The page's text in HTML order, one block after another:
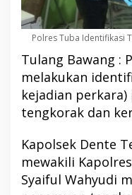
Polres Tuba Identifikasi
Tulang Bawang :
melakukan
kejadian
tengkorak dan
Kapolsek Dente
mewakili
Syaiful Wahyudi